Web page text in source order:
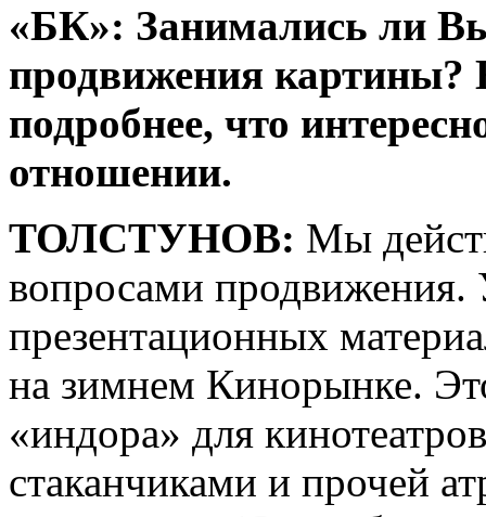
«БК»: Занимались ли
продвижения картины?
подробнее, что
отношении.
ТОЛСТУНОВ: Мы
вопросами продвижения.
презентационных
на зимнем Кинорынке.
«индора» для
стаканчиками и прочей